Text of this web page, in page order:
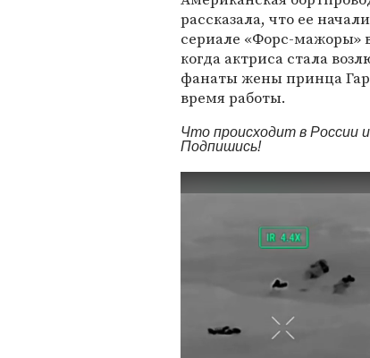
рассказала, что ее
сериале «Форс-мажоры»
когда актриса стала
фанаты жены принца
время работы.
Что происходит в России
Подпишись!